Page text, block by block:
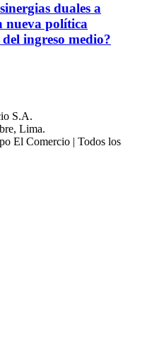
duales a
nueva política
ingreso medio?
S.A.
Lima.
El Comercio | Todos los